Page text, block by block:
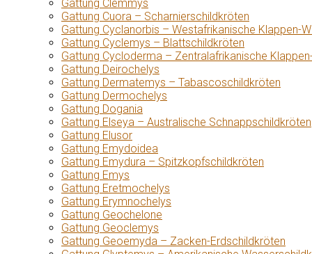
Gattung Clemmys
Gattung Cuora – Scharnierschildkröten
Gattung Cyclanorbis – Westafrikanische Klappen-
Gattung Cyclemys – Blattschildkröten
Gattung Cycloderma – Zentralafrikanische
Gattung Deirochelys
Gattung Dermatemys – Tabascoschildkröten
Gattung Dermochelys
Gattung Dogania
Gattung Elseya – Australische Schnappschildkröten
Gattung Elusor
Gattung Emydoidea
Gattung Emydura – Spitzkopfschildkröten
Gattung Emys
Gattung Eretmochelys
Gattung Erymnochelys
Gattung Geochelone
Gattung Geoclemys
Gattung Geoemyda – Zacken-Erdschildkröten